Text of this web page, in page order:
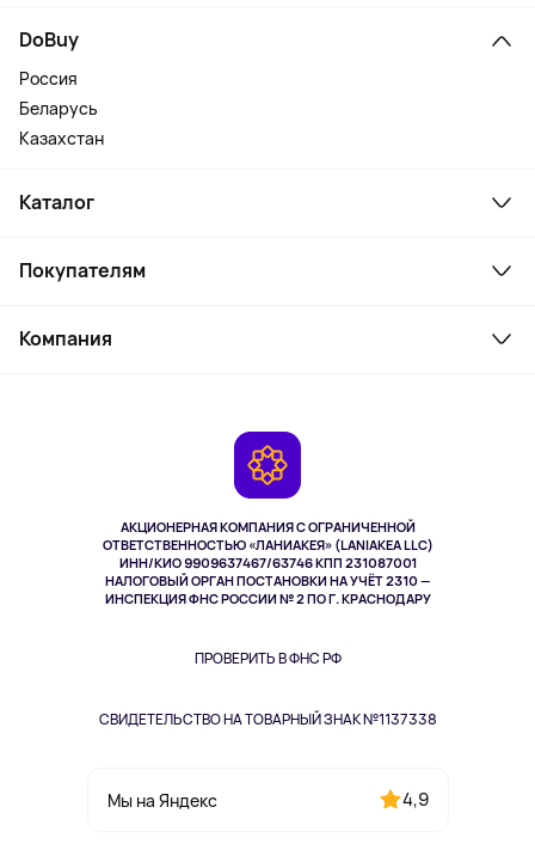
АКЦИОНЕРНАЯ КОМПАНИЯ С ОГРАНИЧЕННОЙ
ОТВЕТСТВЕННОСТЬЮ «ЛАНИАКЕЯ» (LANIAKEA LLC)
ИНН/КИО 9909637467/63746 КПП 231087001
НАЛОГОВЫЙ ОРГАН ПОСТАНОВКИ НА УЧЁТ 2310 —
ИНСПЕКЦИЯ ФНС РОССИИ № 2 ПО Г. КРАСНОДАРУ
ПРОВЕРИТЬ В ФНС РФ
СВИДЕТЕЛЬСТВО НА ТОВАРНЫЙ ЗНАК №1137338
Мы на Яндекс 4,9
DoBuy
Россия
Беларусь
Казахстан
Каталог
Ноутбуки, мониторы, VR
Косметика и уход
Здоровье питомцев
Одежда и аксессуары
Покупателям
Как заказать
Компания